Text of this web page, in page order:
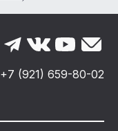
+7 (921) 659-80-02